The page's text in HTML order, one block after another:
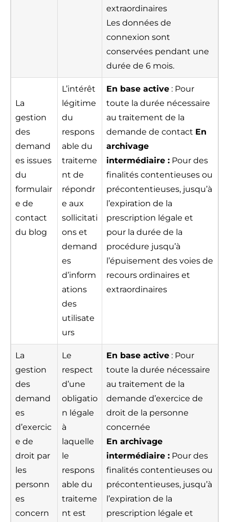
extraordinaires
Les données de
connexion sont
conservées pendant une
durée de 6 mois.
La
gestion
des
demand
es issues
du
formulair
e de
contact
du blog
L’intérêt
légitime
du
respons
able du
traiteme
nt de
répondr
e aux
sollicitati
ons et
demand
es
d’inform
ations
des
utilisate
urs
En base active : Pour
toute la durée nécessaire
au traitement de la
demande de contact En
archivage
intermédiaire : Pour des
finalités contentieuses ou
précontentieuses, jusqu’à
l’expiration de la
prescription légale et
pour la durée de la
procédure jusqu’à
l’épuisement des voies de
recours ordinaires et
extraordinaires
La
gestion
des
demand
es
d’exercic
e de
droit par
les
personn
es
concern
Le
respect
d’une
obligatio
n légale
à
laquelle
le
respons
able du
traiteme
nt est
En base active : Pour
toute la durée nécessaire
au traitement de la
demande d’exercice de
droit de la personne
concernée
En archivage
intermédiaire : Pour des
finalités contentieuses ou
précontentieuses, jusqu’à
l’expiration de la
prescription légale et